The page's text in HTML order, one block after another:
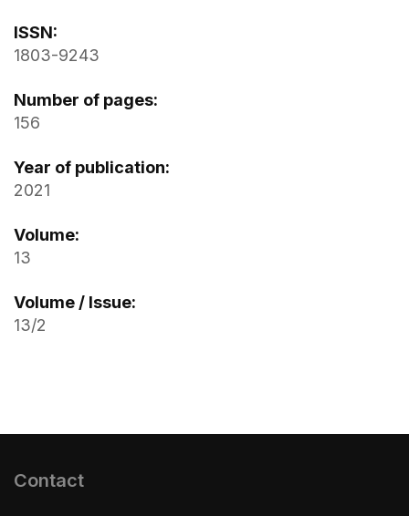
ISSN:
1803-9243
Number of pages:
156
Year of publication:
2021
Volume:
13
Volume / Issue:
13/2
Contact